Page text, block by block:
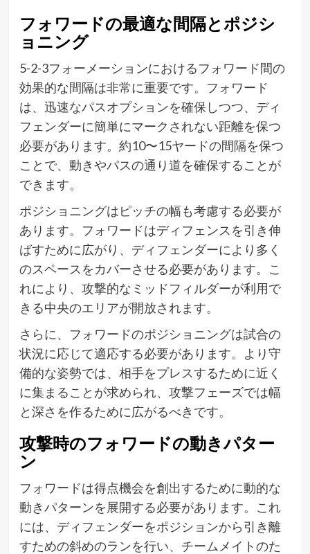
フォワードの最適な間隔とポジシ
ョニング
5-2-3フォーメーションにおけるフォワード間の
効果的な間隔は非常に重要です。フォワード
は、迅速なパスオプションを確保しつつ、ディ
フェンダーに簡単にマークされない距離を保つ
必要があります。約10〜15ヤードの間隔を保つ
ことで、動きやパスの通り道を確保することが
できます。
ポジショニングはピッチの幅も考慮する必要が
あります。フォワードはディフェンスを引き伸
ばすために広がり、ディフェンダーにより多く
のスペースをカバーさせる必要があります。こ
れにより、攻撃的なミッドフィルダーが利用で
きる中央のエリアが開放されます。
さらに、フォワードのポジショニングは試合の
状況に応じて適応する必要があります。より守
備的な姿勢では、相手をプレスするために近く
に集まることが求められ、攻撃フェーズでは幅
と深さを作るために広がるべきです。
攻撃時のフォワードの動きパター
ン
フォワードは得点機会を創出するために動的な
動きパターンを展開する必要があります。これ
には、ディフェンダーをポジションから引き離
すための斜めのランを行い、チームメイトのた